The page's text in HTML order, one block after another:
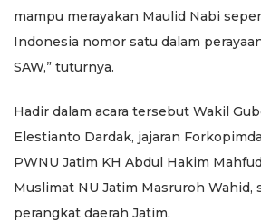
mampu merayakan Maulid Nabi
Indonesia nomor satu dalam
SAW,” tuturnya.
Hadir dalam acara tersebut Wakil
Elestianto Dardak, jajaran
PWNU Jatim KH Abdul Hakim
Muslimat NU Jatim Masruroh Wahid,
perangkat daerah Jatim.